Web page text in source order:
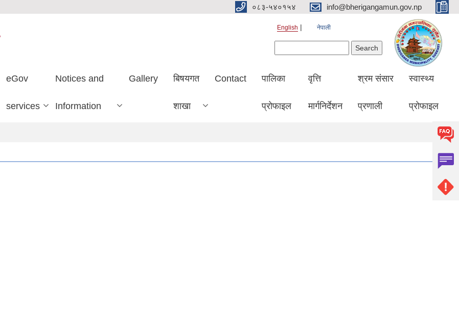
०८३-५४०१५४ info@bherigangamun.gov.np
English नेपाली
eGov
services
Notices and
Information
Gallery बिषयगत
शाखा
Contact पालिका
प्रोफाइल
वृत्ति
मार्गनिर्देशन
श्रम संसार
प्रणाली
स्वास्थ्य
प्रोफाइल